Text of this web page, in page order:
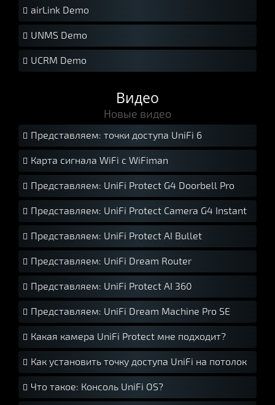
 airLink Demo
 UNMS Demo
 UCRM Demo
Видео
Новые видео
Представляем: точки доступа UniFi 6
Карта сигнала WiFi с WiFiman
Представляем: UniFi Protect G4 Doorbell Pro
Представляем: UniFi Protect Camera G4 Instant
Представляем: UniFi Protect AI Bullet
Представляем: UniFi Dream Router
Представляем: UniFi Protect AI 360
Представляем: UniFi Dream Machine Pro SE
Какая камера UniFi Protect мне подходит?
Как установить точку доступа UniFi на потолок
Что такое: Консоль UniFi OS?